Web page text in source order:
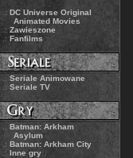
.: DC Universe Original
Animated Movies
.: Zawieszone
.: Fanfilms
.: Seriale Animowane
.: Seriale TV
.: Batman: Arkham
Asylum
.: Batman: Arkham City
.:Inne gry